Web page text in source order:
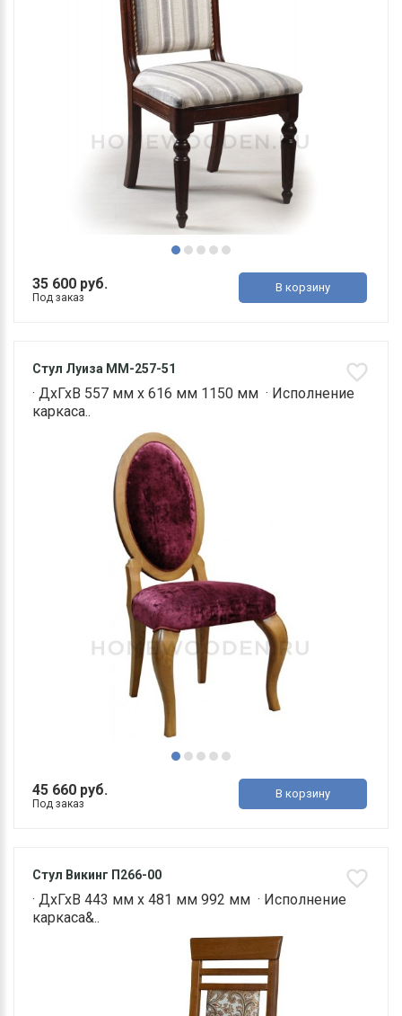
35 600 руб.
Под заказ
В корзину
Стул Луиза ММ-257-51
· ДхГхВ 557 мм х 616 мм 1150 мм · Исполнение
каркаса..
45 660 руб.
Под заказ
В корзину
Стул Викинг П266-00
· ДхГхВ 443 мм х 481 мм 992 мм · Исполнение
каркаса&..